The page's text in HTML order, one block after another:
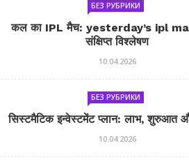
БЕЗ РУБРИКИ
कल का IPL मैच: yesterday’s ipl
संक्षिप्त विश्लेषण
10.04.2026
БЕЗ РУБРИКИ
सिस्टमैटिक इन्वेस्टमेंट प्लान: लाभ, शुरुआत
10.04.2026